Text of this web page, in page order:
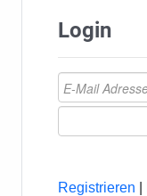
Login
Registrieren